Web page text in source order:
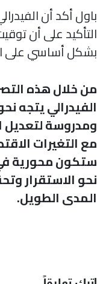
باول أكد أن
التأكيد على أن
بشكل أساسي على
من خلال هذه
الفيدرالي يتجه
ومدروسة لتعديل
مع التغيرات
ستكون محورية
نحو الاستقرار
المدى الطويل.